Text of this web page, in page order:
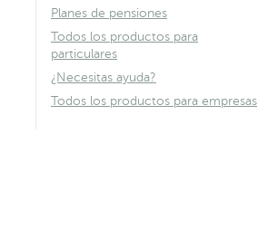
Planes de pensiones
Todos los productos para
particulares
¿Necesitas ayuda?
Todos los productos para empresas